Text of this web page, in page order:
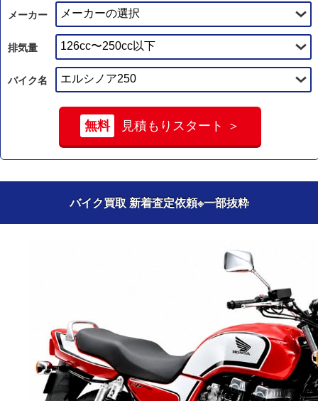
メーカー
排気量
バイク名
無料 見積もりスタート ＞
バイク買取 新着査定依頼※一部抜粋